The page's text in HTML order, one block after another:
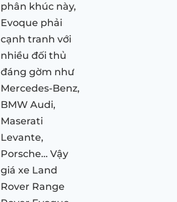
phân khúc này,
Evoque phải
cạnh tranh với
nhiều đối thủ
đáng gờm như
Mercedes-Benz,
BMW Audi,
Maserati
Levante,
Porsche… Vậy
giá xe Land
Rover Range